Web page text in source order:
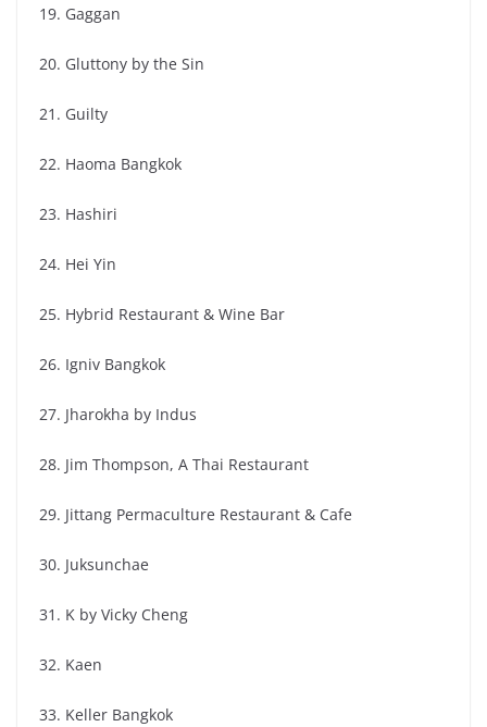
19. Gaggan
20. Gluttony by the Sin
21. Guilty
22. Haoma Bangkok
23. Hashiri
24. Hei Yin
25. Hybrid Restaurant & Wine Bar
26. Igniv Bangkok
27. Jharokha by Indus
28. Jim Thompson, A Thai Restaurant
29. Jittang Permaculture Restaurant & Cafe
30. Juksunchae
31. K by Vicky Cheng
32. Kaen
33. Keller Bangkok